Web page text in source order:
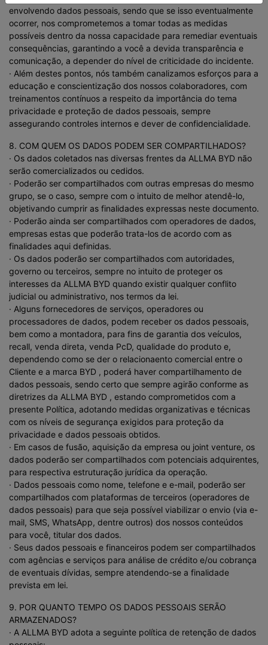
envolvendo dados pessoais, sendo que se isso eventualmente
ocorrer, nos comprometemos a tomar todas as medidas
possíveis dentro da nossa capacidade para remediar eventuais
consequências, garantindo a você a devida transparência e
comunicação, a depender do nível de criticidade do incidente.
· Além destes pontos, nós também canalizamos esforços para a
educação e conscientização dos nossos colaboradores, com
treinamentos contínuos a respeito da importância do tema
privacidade e proteção de dados pessoais, sempre
assegurando controles internos e dever de confidencialidade.
8. COM QUEM OS DADOS PODEM SER COMPARTILHADOS?
· Os dados coletados nas diversas frentes da ALLMA BYD não
serão comercializados ou cedidos.
· Poderão ser compartilhados com outras empresas do mesmo
grupo, se o caso, sempre com o intuito de melhor atendê-lo,
objetivando cumprir as finalidades expressas neste documento.
· Poderão ainda ser compartilhados com operadores de dados,
empresas estas que poderão trata-los de acordo com as
finalidades aqui definidas.
· Os dados poderão ser compartilhados com autoridades,
governo ou terceiros, sempre no intuito de proteger os
interesses da ALLMA BYD quando existir qualquer conflito
judicial ou administrativo, nos termos da lei.
· Alguns fornecedores de serviços, operadores ou
processadores de dados, podem receber os dados pessoais,
bem como a montadora, para fins de garantia dos veículos,
recall, venda direta, venda PcD, qualidade do produto e,
dependendo como se der o relacionaento comercial entre o
Cliente e a marca BYD , poderá haver compartilhamento de
dados pessoais, sendo certo que sempre agirão conforme as
diretrizes da ALLMA BYD , estando comprometidos com a
presente Política, adotando medidas organizativas e técnicas
com os níveis de segurança exigidos para proteção da
privacidade e dados pessoais obtidos.
· Em casos de fusão, aquisição da empresa ou joint venture, os
dados poderão ser compartilhados com potenciais adquirentes,
para respectiva estruturação jurídica da operação.
· Dados pessoais como nome, telefone e e-mail, poderão ser
compartilhados com plataformas de terceiros (operadores de
dados pessoais) para que seja possível viabilizar o envio (via e-
mail, SMS, WhatsApp, dentre outros) dos nossos conteúdos
para você, titular dos dados.
· Seus dados pessoais e financeiros podem ser compartilhados
com agências e serviços para análise de crédito e/ou cobrança
de eventuais dívidas, sempre atendendo-se a finalidade
prevista em lei.
9. POR QUANTO TEMPO OS DADOS PESSOAIS SERÃO
ARMAZENADOS?
· A ALLMA BYD adota a seguinte política de retenção de dados